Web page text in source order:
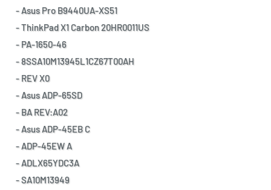
- Asus Pro B9440UA-XS51
- ThinkPad X1 Carbon 20HR0011US
- PA-1650-46
- 8SSA10M13945L1CZ67T00AH
- REV X0
- Asus ADP-65SD
- BA REV:A02
- Asus ADP-45EB C
- ADP-45EW A
- ADLX65YDC3A
- SA10M13949